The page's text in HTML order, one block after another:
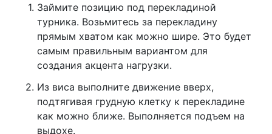
Займите позицию под перекладиной
турника. Возьмитесь за перекладину
прямым хватом как можно шире. Это будет
самым правильным вариантом для
создания акцента нагрузки.
Из виса выполните движение вверх,
подтягивая грудную клетку к перекладине
как можно ближе. Выполняется подъем на
выдохе.